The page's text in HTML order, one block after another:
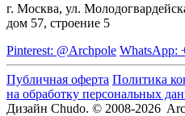
г. Москва, ул.
дом 57, строение 5
Pinterest: @Archpole WhatsApp:
Публичная оферта Политика
на обработку персональных
Дизайн Chudo. © 2008-2026